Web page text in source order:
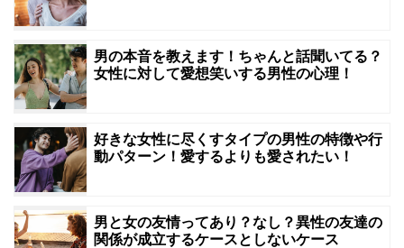
男の本音を教えます！ちゃんと話聞いてる？
女性に対して愛想笑いする男性の心理！
好きな女性に尽くすタイプの男性の特徴や行
動パターン！愛するよりも愛されたい！
男と女の友情ってあり？なし？異性の友達の
関係が成立するケースとしないケース